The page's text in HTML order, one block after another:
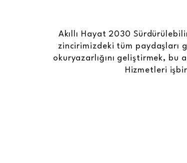
Akıllı Hayat 2030
zincirimizdeki tüm paydaşları
okuryazarlığını geliştirmek, bu
Hizmetleri